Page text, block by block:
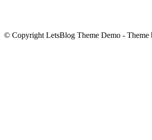
© Copyright LetsBlog Theme Demo - Theme